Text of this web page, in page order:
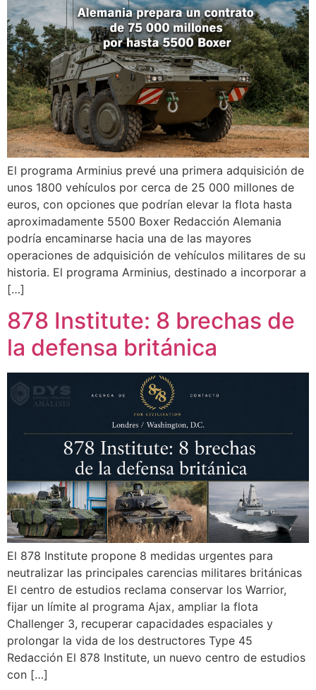
El programa Arminius prevé una primera adquisición de
unos 1800 vehículos por cerca de 25 000 millones de
euros, con opciones que podrían elevar la flota hasta
aproximadamente 5500 Boxer Redacción Alemania
podría encaminarse hacia una de las mayores
operaciones de adquisición de vehículos militares de su
historia. El programa Arminius, destinado a incorporar a
[…]
878 Institute: 8 brechas de
la defensa británica
El 878 Institute propone 8 medidas urgentes para
neutralizar las principales carencias militares británicas
El centro de estudios reclama conservar los Warrior,
fijar un límite al programa Ajax, ampliar la flota
Challenger 3, recuperar capacidades espaciales y
prolongar la vida de los destructores Type 45
Redacción El 878 Institute, un nuevo centro de estudios
con […]